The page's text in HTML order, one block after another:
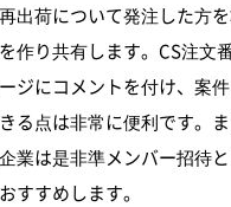
出荷について発注した方
作り共有します。CS注文
ジにコメントを付け、案
る点は非常に便利です。
業は是非準メンバー招待
すすめします。